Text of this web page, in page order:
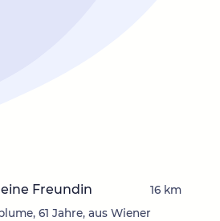
Freundin
61 Jahre, aus Wiener
16 km